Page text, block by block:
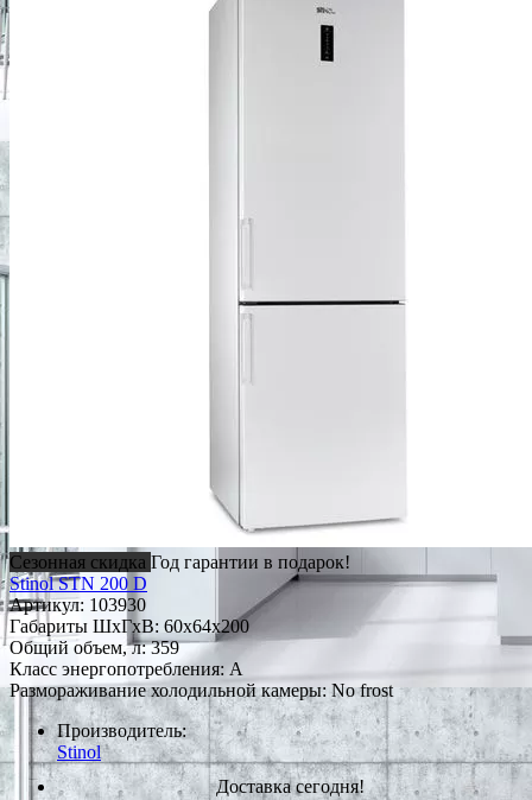
Сезонная скидка Год гарантии в подарок!
Stinol STN 200 D
Артикул: 103930
Габариты ШxГxВ: 60x64x200
Общий объем, л: 359
Класс энергопотребления: A
Размораживание холодильной камеры: No frost
Производитель:
Stinol
Доставка сегодня!